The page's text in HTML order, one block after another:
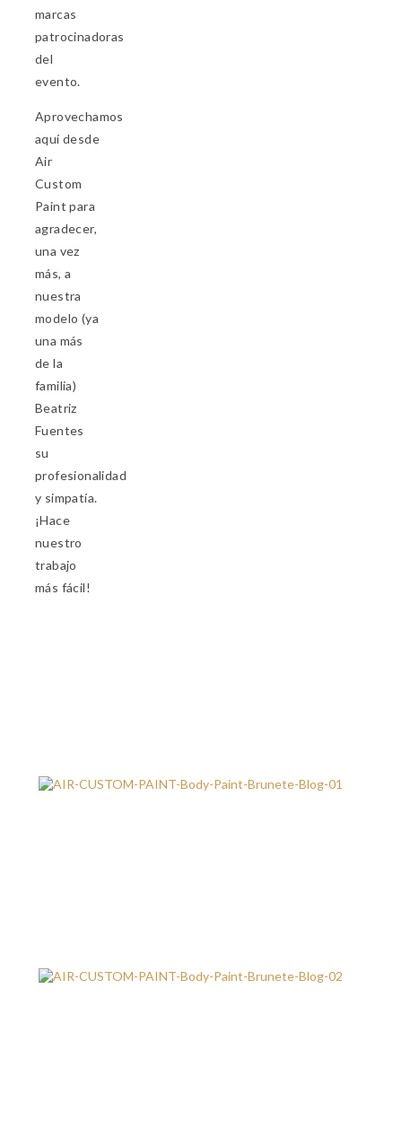
marcas
patrocinadoras
del
evento.
Aprovechamos
aquí desde
Air
Custom
Paint para
agradecer,
una vez
más, a
nuestra
modelo (ya
una más
de la
familia)
Beatriz
Fuentes
su
profesionalidad
y simpatía.
¡Hace
nuestro
trabajo
más fácil!